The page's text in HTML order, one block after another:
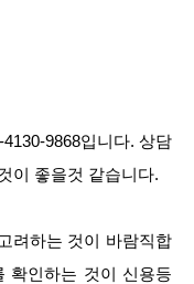
9868입니다. 상담
이 좋을것 같습니다.
려하는 것이 바람직합
확인하는 것이 신용등